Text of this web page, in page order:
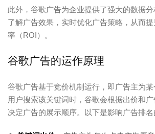
此外，谷歌广告为企业提供了强大的数据
了解广告效果，实时优化广告策略，从而
率（ROI）。
谷歌广告的运作原理
谷歌广告基于竞价机制运行，即广告主为
用户搜索该关键词时，谷歌会根据出价和
决定广告的展示顺序。以下是影响广告排名